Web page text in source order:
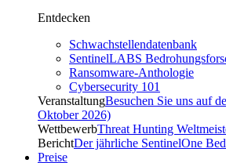
Entdecken
Schwachstellendatenbank
SentinelLABS
Ransomware-Anthologie
Cybersecurity 101
VeranstaltungBesuchen Sie uns auf
Oktober 2026)
WettbewerbThreat Hunting
BerichtDer jährliche SentinelOne
Preise